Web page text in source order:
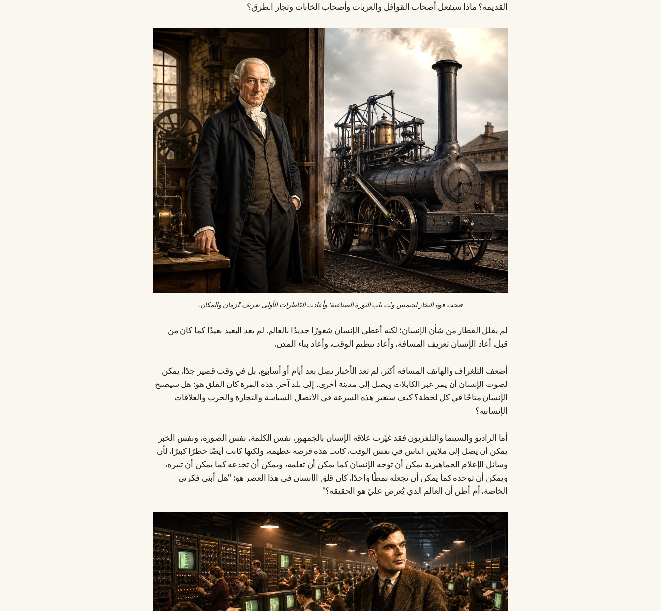
القديمة؟ ماذا سيفعل أصحاب القوافل والعربات وأصحاب الخانات وتجار الطرق؟
فتحت قوة البخار لجيمس وات باب الثورة الصناعية؛ وأعادت القاطرات الأولى تعريف الزمان والمكان.
لم يقلل القطار من شأن الإنسان؛ لكنه أعطى الإنسان شعورًا جديدًا بالعالم. لم يعد البعيد بعيدًا كما كان من
قبل. أعاد الإنسان تعريف المسافة، وأعاد تنظيم الوقت، وأعاد بناء المدن.
أضعف التلغراف والهاتف المسافة أكثر. لم تعد الأخبار تصل بعد أيام أو أسابيع، بل في وقت قصير جدًا. يمكن
لصوت الإنسان أن يمر عبر الكابلات ويصل إلى مدينة أخرى، إلى بلد آخر. هذه المرة كان القلق هو: هل سيصبح
الإنسان متاحًا في كل لحظة؟ كيف ستغير هذه السرعة في الاتصال السياسة والتجارة والحرب والعلاقات
الإنسانية؟
أما الراديو والسينما والتلفزيون فقد غيّرت علاقة الإنسان بالجمهور. نفس الكلمة، نفس الصورة، ونفس الخبر
يمكن أن يصل إلى ملايين الناس في نفس الوقت. كانت هذه فرصة عظيمة، ولكنها كانت أيضًا خطرًا كبيرًا. لأن
وسائل الإعلام الجماهيرية يمكن أن توجه الإنسان كما يمكن أن تعلمه، ويمكن أن تخدعه كما يمكن أن تنيره،
ويمكن أن توحده كما يمكن أن تجعله نمطًا واحدًا. كان قلق الإنسان في هذا العصر هو: "هل أبني فكرتي
الخاصة، أم أظن أن العالم الذي يُعرض عليّ هو الحقيقة؟"